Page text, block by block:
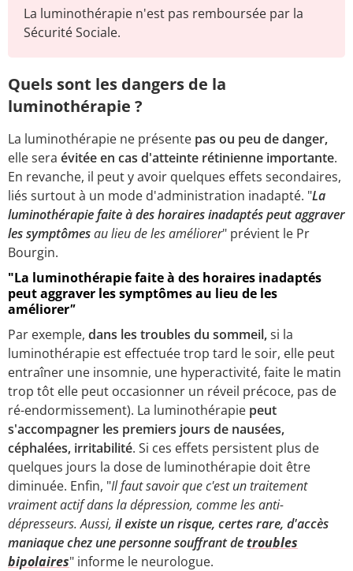
La luminothérapie n'est pas remboursée par la
Sécurité Sociale.
Quels sont les dangers de la
luminothérapie ?
La luminothérapie ne présente pas ou peu de danger,
elle sera évitée en cas d'atteinte rétinienne importante.
En revanche, il peut y avoir quelques effets secondaires,
liés surtout à un mode d'administration inadapté. "La
luminothérapie faite à des horaires inadaptés peut aggraver
les symptômesau lieu de les améliorer" prévient le Pr
Bourgin.
"La luminothérapie faite à des horaires inadaptés
peut aggraver les symptômes au lieu de les
améliorer"
Par exemple, dans les troubles du sommeil,si la
luminothérapie est effectuée trop tard le soir, elle peut
entraîner une insomnie, une hyperactivité, faite le matin
trop tôt elle peut occasionner un réveil précoce, pas de
ré-endormissement). La luminothérapie peut
s'accompagner les premiers jours de nausées,
céphalées, irritabilité. Si ces effets persistent plus de
quelques jours la dose de luminothérapie doit être
diminuée. Enfin, "Il faut savoir que c'est un traitement
vraiment actif dans la dépression, comme les anti-
dépresseurs. Aussi, il existe un risque, certes rare, d'accès
maniaque chez une personne souffrant detroubles
bipolaires" informe le neurologue.